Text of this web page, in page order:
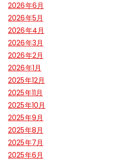
2026年6月
2026年5月
2026年4月
2026年3月
2026年2月
2026年1月
2025年12月
2025年11月
2025年10月
2025年9月
2025年8月
2025年7月
2025年6月